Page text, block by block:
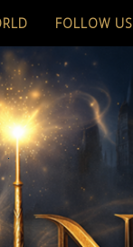
FOLLOW US